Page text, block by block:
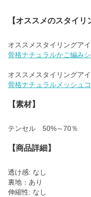
【オススメのスタイリ
骨格ナチュラルかご編み
骨格ナチュラルメッシュ
【素材】
テンセル 50%～70％
【商品詳細】
透け感: なし
裏地：あり
伸縮性: なし